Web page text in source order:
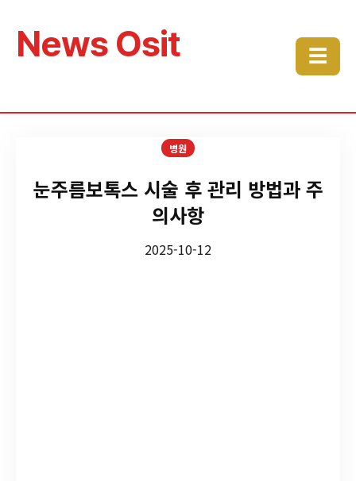
News Osit ☰
병원
눈주름보톡스 시술 후 관리 방법과 주
의사항
2025-10-12